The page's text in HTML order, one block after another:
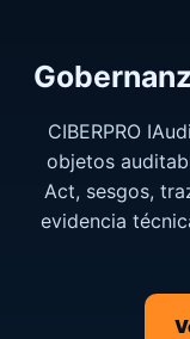
CIBERPRO
objetos
Act, sesgos,
evidencia